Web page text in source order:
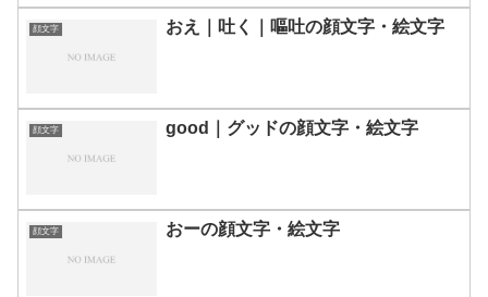
顔文字 おえ｜吐く｜嘔吐の顔文字・絵文字
顔文字 good｜グッドの顔文字・絵文字
顔文字 おーの顔文字・絵文字